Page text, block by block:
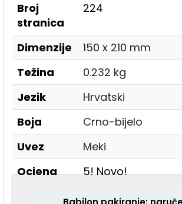
Broj
stranica
224
Dimenzije
150 x 210 mm
Težina
0.232 kg
Jezik
Hrvatski
Boja
Crno-bijelo
Uvez
Meki
Ocjena
5! Novo!